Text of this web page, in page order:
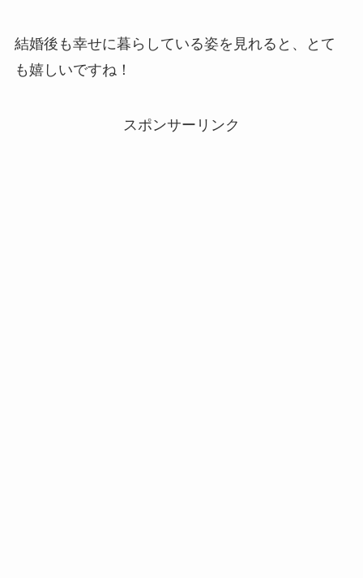
結婚後も幸せに暮らしている姿を見れると、とて
も嬉しいですね！
スポンサーリンク